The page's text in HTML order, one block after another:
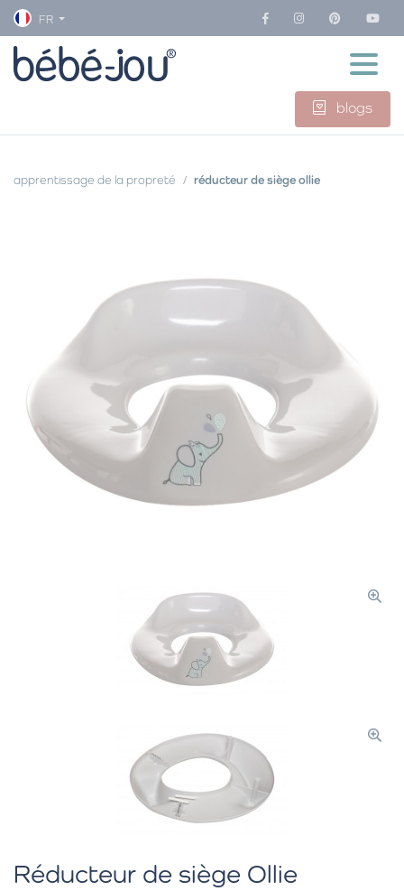
FR
blogs
apprentissage de la propreté réducteur de siège ollie
Réducteur de siège Ollie